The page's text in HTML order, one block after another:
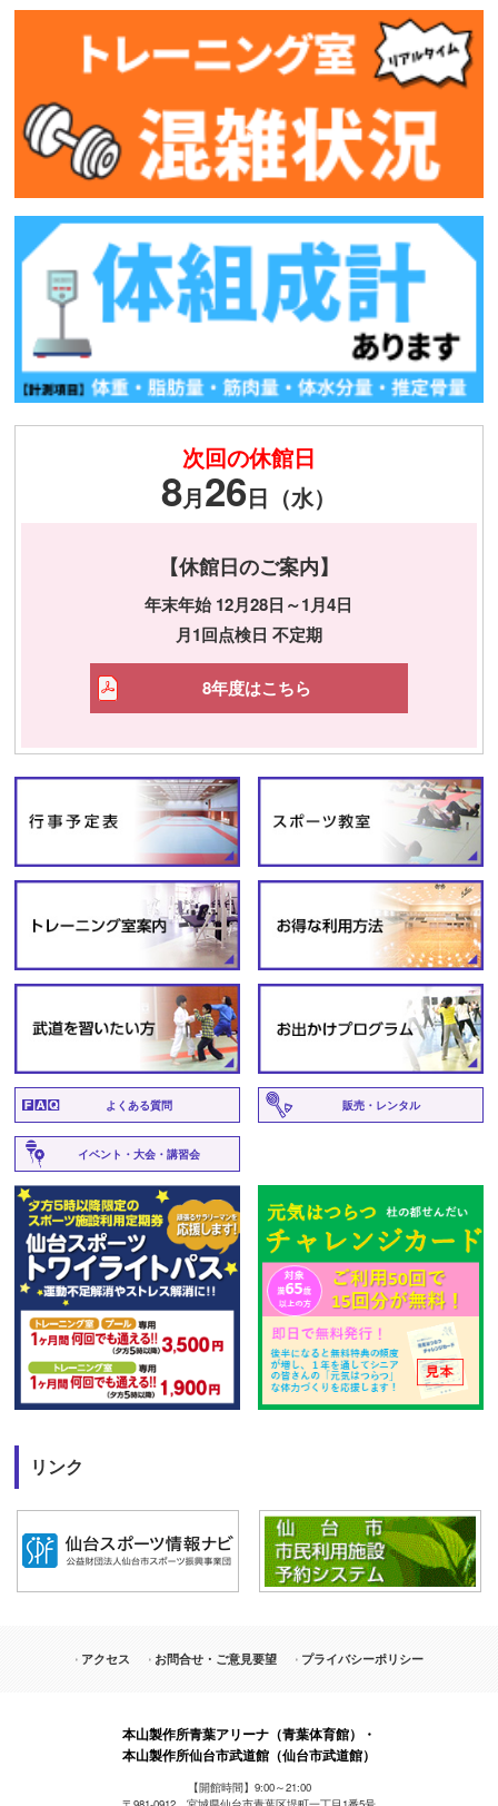
次回の休館日
8月26日（水）
【休館日のご案内】
年末年始 12月28日～1月4日
月1回点検日 不定期
8年度はこちら
よくある質問 販売・レンタル
イベント・大会・講習会
リンク
アクセス お問合せ・ご意見要望 プライバシーポリシー
本山製作所青葉アリーナ（青葉体育館）・
本山製作所仙台市武道館（仙台市武道館）
【開館時間】9:00～21:00